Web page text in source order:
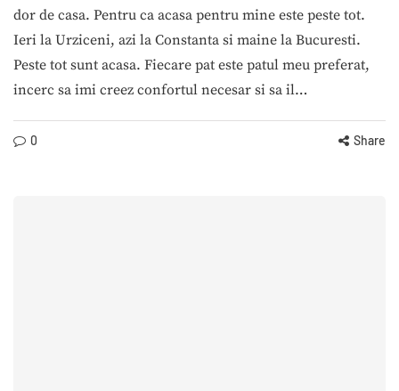
dor de casa. Pentru ca acasa pentru mine este peste tot.
Ieri la Urziceni, azi la Constanta si maine la Bucuresti.
Peste tot sunt acasa. Fiecare pat este patul meu preferat,
incerc sa imi creez confortul necesar si sa il…
0 Share